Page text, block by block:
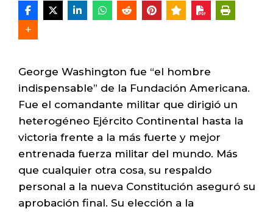
George Washington fue “el hombre
indispensable” de la Fundación Americana.
Fue el comandante militar que dirigió un
heterogéneo Ejército Continental hasta la
victoria frente a la más fuerte y mejor
entrenada fuerza militar del mundo. Más
que cualquier otra cosa, su respaldo
personal a la nueva Constitución aseguró su
aprobación final. Su elección a la